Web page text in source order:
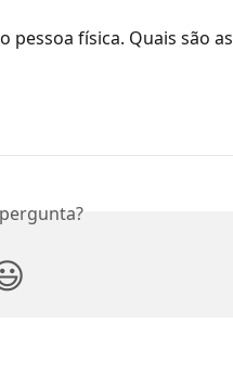
física. Quais são as